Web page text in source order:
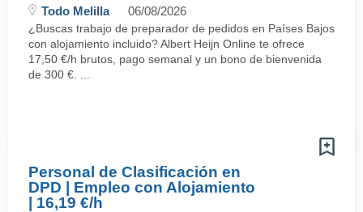
Todo Melilla 06/08/2026
¿Buscas trabajo de preparador de pedidos en Países Bajos
con alojamiento incluido? Albert Heijn Online te ofrece
17,50 €/h brutos, pago semanal y un bono de bienvenida
de 300 €. ...
Personal de Clasificación en
DPD | Empleo con Alojamiento
| 16,19 €/h